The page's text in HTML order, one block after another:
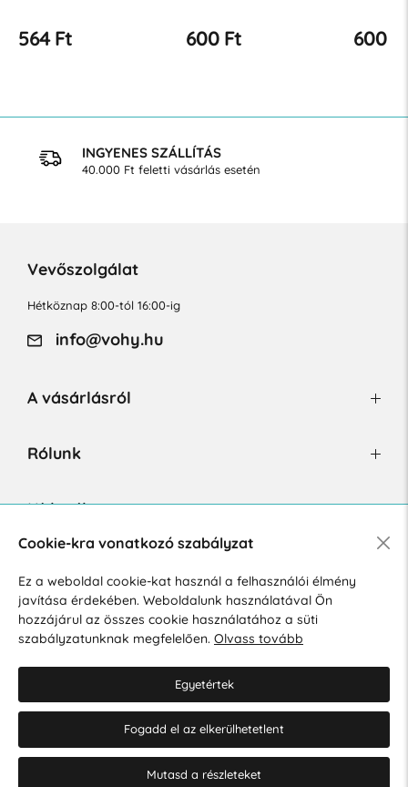
INGYENES SZÁLLÍTÁS
40.000 Ft feletti vásárlás esetén
Vevőszolgálat
Hétköznap 8:00-tól 16:00-ig
info@vohy.hu
A vásárlásról
Rólunk
Hírlevél
Hozzájárulok a személyes adatok marketing célú kezeléséhez.
Személyes adatok védelmére vonatkozó szabályzat.
Cookie-beállítások szerkesztése
Cookie-kra vonatkozó szabályzat
Ez a weboldal cookie-kat használ a felhasználói élmény
javítása érdekében. Weboldalunk használatával Ön
hozzájárul az összes cookie használatához a süti
szabályzatunknak megfelelően. Olvass tovább
Egyetértek
Fogadd el az elkerülhetetlent
Mutasd a részleteket